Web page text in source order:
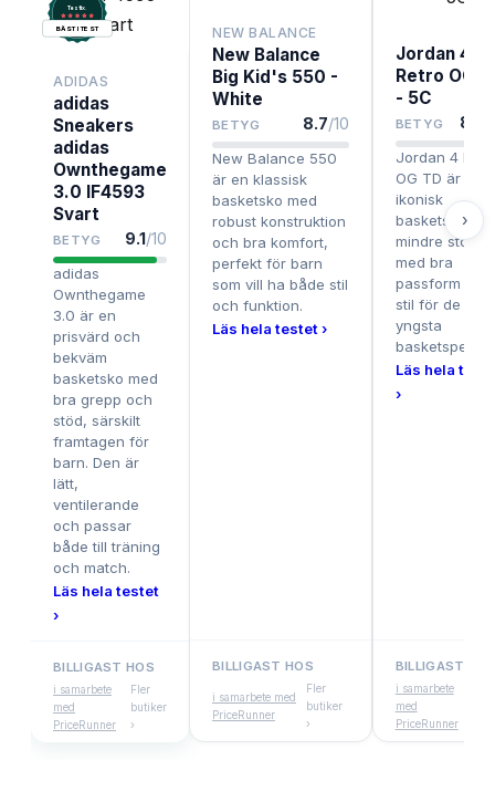
Testix.
BÄST I TEST
ADIDAS
adidas
Sneakers
adidas
Ownthegame
3.0 IF4593
Svart
BETYG 9.1/10
adidas
Ownthegame
3.0 är en
prisvärd och
bekväm
basketsko med
bra grepp och
stöd, särskilt
framtagen för
barn. Den är
lätt,
ventilerande
och passar
både till träning
och match.
Läs hela testet
›
BILLIGAST HOS
i samarbete
med
PriceRunner
Fler
butiker
›
NEW BALANCE
New Balance
Big Kid's 550 -
White
BETYG 8.7/10
New Balance 550
är en klassisk
basketsko med
robust konstruktion
och bra komfort,
perfekt för barn
som vill ha både stil
och funktion.
Läs hela testet ›
BILLIGAST HOS
i samarbete med
PriceRunner
Fler
butiker
›
Jordan 4
Retro OG
- 5C
BETYG 8.5
Jordan 4
OG TD är en
ikonisk
basketsko i
mindre
med bra
passform och
stil för de allra
yngsta
Läs hela
›
BILLIGAST
i samarbete
med
PriceRunner
›